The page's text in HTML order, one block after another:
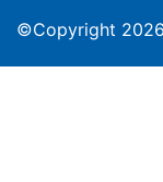
©Copyright